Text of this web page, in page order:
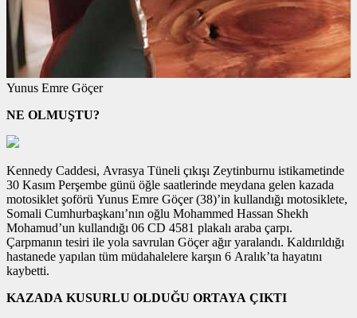
Yunus Emre Göçer
NE OLMUŞTU?
Kennedy Caddesi, Avrasya Tüneli çıkışı Zeytinburnu istikametinde
30 Kasım Perşembe günü öğle saatlerinde meydana gelen kazada
motosiklet şoförü Yunus Emre Göçer (38)’in kullandığı motosiklete,
Somali Cumhurbaşkanı’nın oğlu Mohammed Hassan Shekh
Mohamud’un kullandığı 06 CD 4581 plakalı araba çarpı.
Çarpmanın tesiri ile yola savrulan Göçer ağır yaralandı. Kaldırıldığı
hastanede yapılan tüm müdahalelere karşın 6 Aralık’ta hayatını
kaybetti.
KAZADA KUSURLU OLDUĞU ORTAYA ÇIKTI